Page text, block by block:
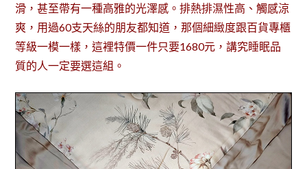
滑，甚至帶有一種高雅的光澤感。排熱排濕性高、觸感涼
爽，用過60支天絲的朋友都知道，那個細緻度跟百貨專櫃
等級一模一樣，這裡特價一件只要1680元，講究睡眠品
質的人一定要選這組。